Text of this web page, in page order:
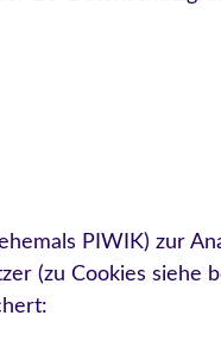
PIWIK) zur
(zu Cookies siehe